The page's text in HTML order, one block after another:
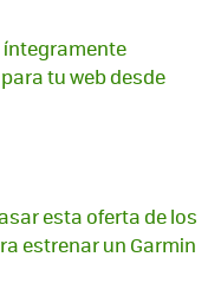
íntegramente
tu web desde
esta oferta de los
estrenar un Garmin